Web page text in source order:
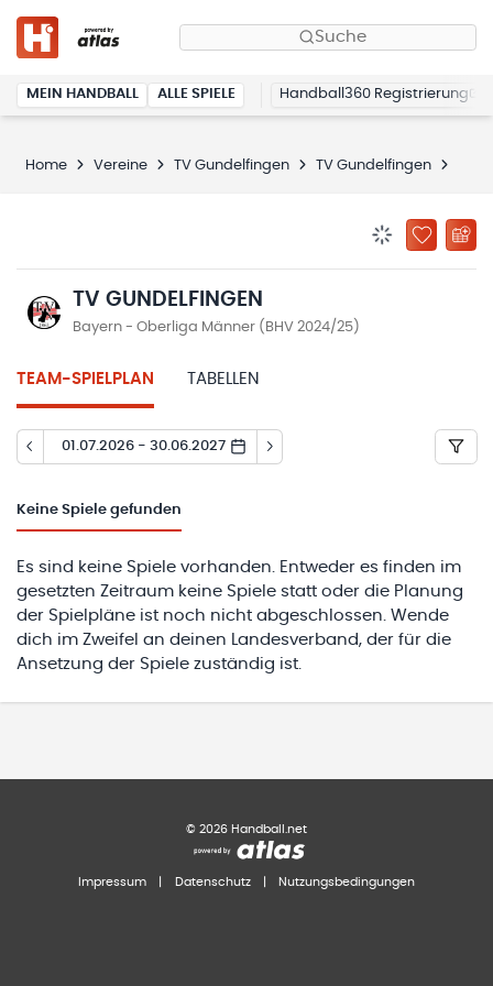
Suche
MEIN HANDBALL ALLE SPIELE Handball360 Registrierung
Home Vereine TV Gundelfingen TV Gundelfingen
ZU
TV GUNDELFINGEN
Bayern - Oberliga Männer (BHV 2024/25)
TEAM-SPIELPLAN TABELLEN
01.07.2026 - 30.06.2027
Keine Spiele gefunden
Es sind keine Spiele vorhanden. Entweder es finden im
gesetzten Zeitraum keine Spiele statt oder die Planung
der Spielpläne ist noch nicht abgeschlossen. Wende
dich im Zweifel an deinen Landesverband, der für die
Ansetzung der Spiele zuständig ist.
© 2026 Handball.net
Impressum Datenschutz Nutzungsbedingungen